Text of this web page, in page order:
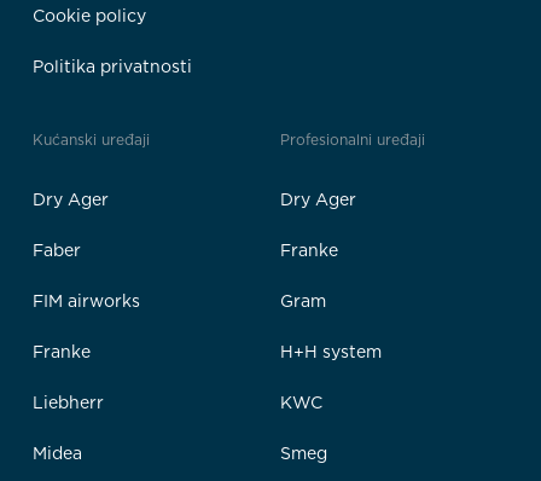
Cookie policy
Politika privatnosti
Kućanski uređaji
Dry Ager
Faber
FIM airworks
Franke
Liebherr
Midea
Profesionalni uređaji
Dry Ager
Franke
Gram
H+H system
KWC
Smeg